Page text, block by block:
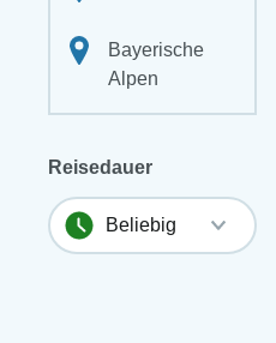
Bayerische
Alpen
Reisedauer